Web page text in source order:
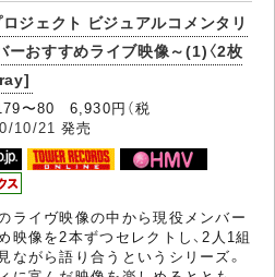
ジェクト ビジュアルコメンタリ
ーおすすめライブ映像～(1)〈2枚
〜80 6,930円（税
10/21 発売
ライヴ映像の中から現役メンバー
映像を2本ずつセレクトし、2人1組
ながら語り合うというシリーズ。